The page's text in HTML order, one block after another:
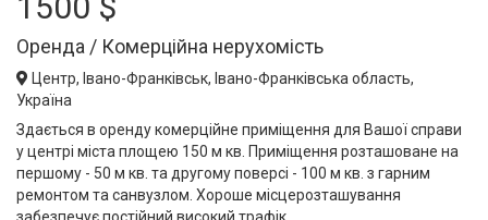
Оренда / Комерційна нерухомість
Центр, Івано-Франківськ, Івано-Франківська область,
Україна
Здається в оренду комерційне приміщення для Вашої справи
у центрі міста площею 150 м кв. Приміщення розташоване на
першому - 50 м кв. та другому поверсі - 100 м кв. з гарним
ремонтом та санвузлом. Хороше місцерозташування